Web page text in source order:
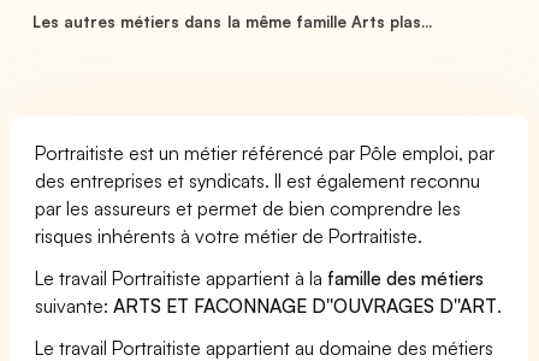
Les autres métiers dans la même famille Arts plas...
Portraitiste est un métier référencé par Pôle emploi, par
des entreprises et syndicats. Il est également reconnu
par les assureurs et permet de bien comprendre les
risques inhérents à votre métier de Portraitiste.
Le travail Portraitiste appartient à la famille des métiers
suivante:ARTS ET FACONNAGE D''OUVRAGES D''ART.
Le travail Portraitiste appartient au domaine des métiers